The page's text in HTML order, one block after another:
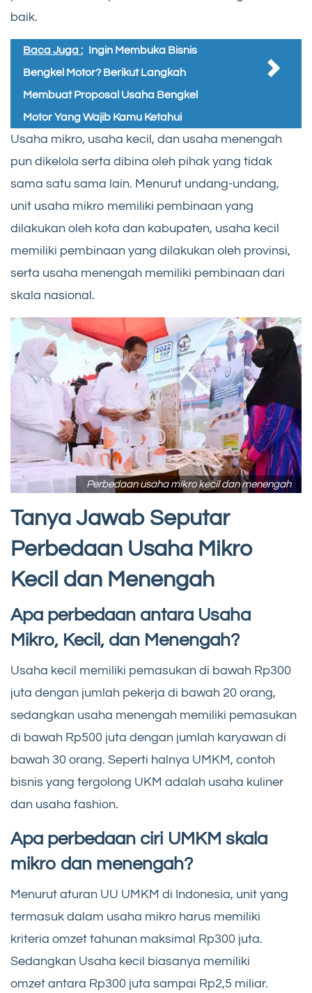
baik.
Baca Juga : Ingin Membuka Bisnis
Bengkel Motor? Berikut Langkah
Membuat Proposal Usaha Bengkel
Motor Yang Wajib Kamu Ketahui
Usaha mikro, usaha kecil, dan usaha menengah
pun dikelola serta dibina oleh pihak yang tidak
sama satu sama lain. Menurut undang-undang,
unit usaha mikro memiliki pembinaan yang
dilakukan oleh kota dan kabupaten, usaha kecil
memiliki pembinaan yang dilakukan oleh provinsi,
serta usaha menengah memiliki pembinaan dari
skala nasional.
Perbedaan usaha mikro kecil dan menengah
Tanya Jawab Seputar
Perbedaan Usaha Mikro
Kecil dan Menengah
Apa perbedaan antara Usaha
Mikro, Kecil, dan Menengah?
Usaha kecil memiliki pemasukan di bawah Rp300
juta dengan jumlah pekerja di bawah 20 orang,
sedangkan usaha menengah memiliki pemasukan
di bawah Rp500 juta dengan jumlah karyawan di
bawah 30 orang. Seperti halnya UMKM, contoh
bisnis yang tergolong UKM adalah usaha kuliner
dan usaha fashion.
Apa perbedaan ciri UMKM skala
mikro dan menengah?
Menurut aturan UU UMKM di Indonesia, unit yang
termasuk dalam usaha mikro harus memiliki
kriteria omzet tahunan maksimal Rp300 juta.
Sedangkan Usaha kecil biasanya memiliki
omzet antara Rp300 juta sampai Rp2,5 miliar.